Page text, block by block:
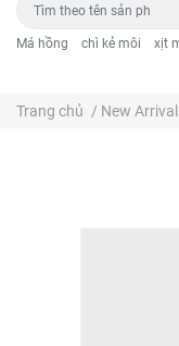
Má hồng chì kẻ môi xịt
Trang chủ / New Arrival